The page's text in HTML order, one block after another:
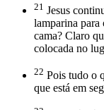
21 Jesus
lamparina para
cama? Claro
colocada no
22 Pois tudo o
que está em